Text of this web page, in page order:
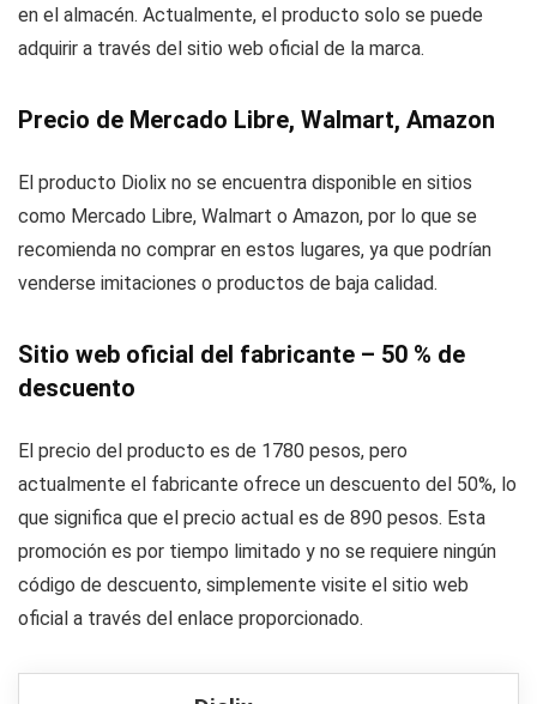
en el almacén. Actualmente, el producto solo se puede
adquirir a través del sitio web oficial de la marca.
Precio de Mercado Libre, Walmart, Amazon
El producto Diolix no se encuentra disponible en sitios
como Mercado Libre, Walmart o Amazon, por lo que se
recomienda no comprar en estos lugares, ya que podrían
venderse imitaciones o productos de baja calidad.
Sitio web oficial del fabricante – 50 % de
descuento
El precio del producto es de 1780 pesos, pero
actualmente el fabricante ofrece un descuento del 50%, lo
que significa que el precio actual es de 890 pesos. Esta
promoción es por tiempo limitado y no se requiere ningún
código de descuento, simplemente visite el sitio web
oficial a través del enlace proporcionado.